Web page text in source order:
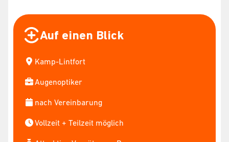
Auf einen Blick
Kamp-Lintfort
Augenoptiker
nach Vereinbarung
Vollzeit + Teilzeit möglich